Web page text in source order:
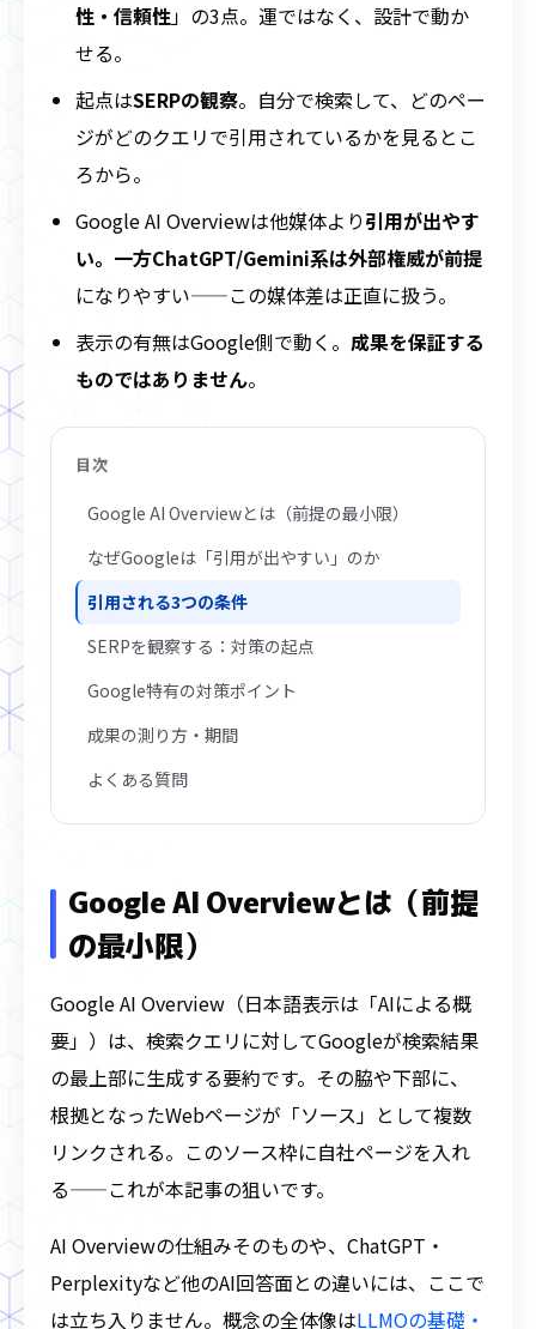
性・信頼性」の3点。運ではなく、設計で動か
せる。
起点はSERPの観察。自分で検索して、どのペー
ジがどのクエリで引用されているかを見るとこ
ろから。
Google AI Overviewは他媒体より引用が出やす
い。一方ChatGPT/Gemini系は外部権威が前提
になりやすい——この媒体差は正直に扱う。
表示の有無はGoogle側で動く。 成果を保証する
ものではありません。
目次
Google AI Overviewとは（前提の最小限）
なぜGoogleは「引用が出やすい」のか
引用される3つの条件
SERPを観察する：対策の起点
Google特有の対策ポイント
成果の測り方・期間
よくある質問
Google AI Overviewとは（前提
の最小限）
Google AI Overview（日本語表示は「AIによる概
要」）は、検索クエリに対してGoogleが検索結果
の最上部に生成する要約です。その脇や下部に、
根拠となったWebページが「ソース」として複数
リンクされる。このソース枠に自社ページを入れ
る——これが本記事の狙いです。
AI Overviewの仕組みそのものや、ChatGPT・
Perplexityなど他のAI回答面との違いには、ここで
は立ち入りません。概念の全体像はLLMOの基礎・